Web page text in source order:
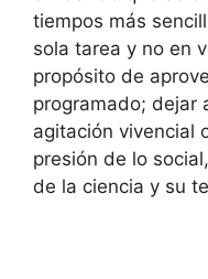
tiempos más
sola tarea y no en
propósito de
programado; dejar
agitación vivencial
presión de lo
de la ciencia y su